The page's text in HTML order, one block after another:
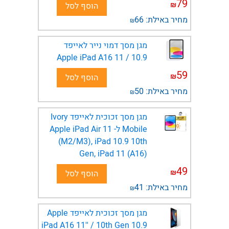
79
₪
מחיר באילת: 66
₪
הוסף לסל
מגן מסך דמוי נייר לאייפד
Apple iPad A16 11 / 10.9
59
₪
מחיר באילת: 50
₪
הוסף לסל
מגן מסך זכוכית לאייפד Ivory
Mobile ל- Apple iPad Air 11
(M2/M3), iPad 10.9 10th
Gen, iPad 11 (A16)
49
₪
מחיר באילת: 41
₪
הוסף לסל
מגן מסך זכוכית לאייפד Apple
iPad A16 11'' / 10th Gen 10.9